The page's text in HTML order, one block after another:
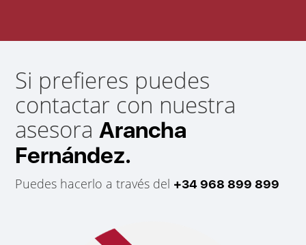
Si prefieres puedes
contactar con nuestra
asesoraArancha
Fernández.
Puedes hacerlo a través del +34 968 899 899